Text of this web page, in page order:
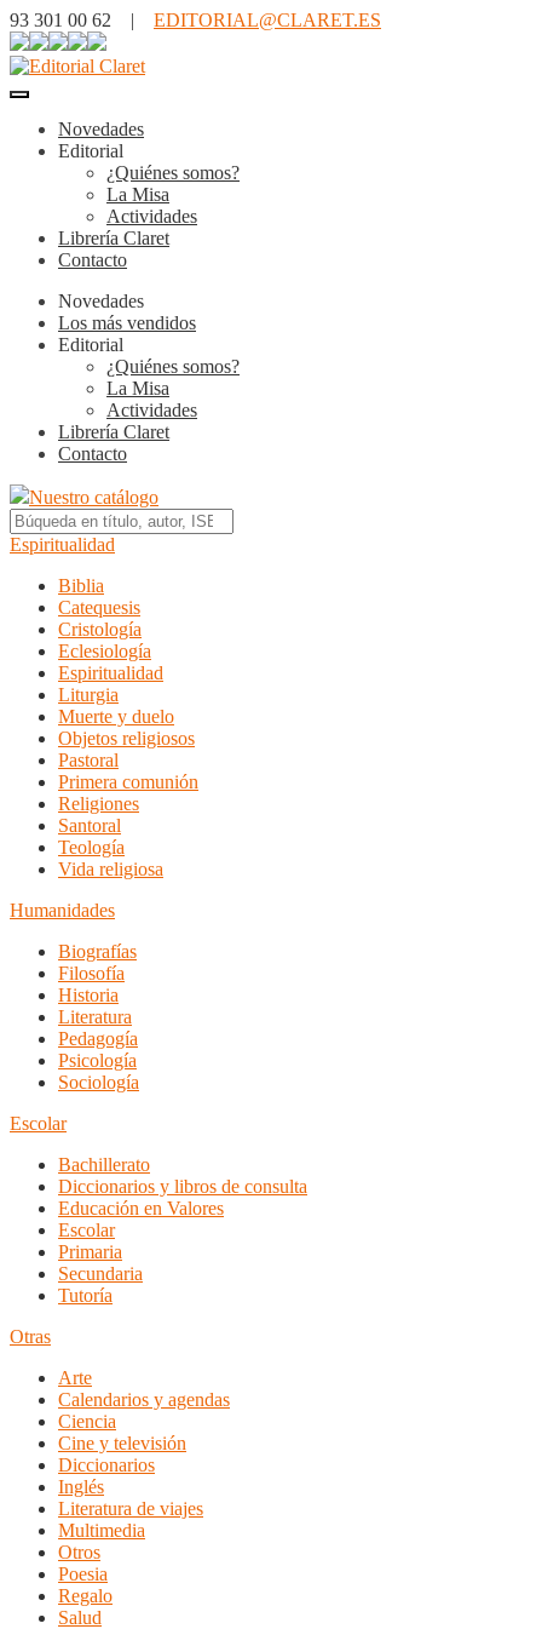
93 301 00 62 | EDITORIAL@CLARET.ES
Novedades
Editorial
¿Quiénes somos?
La Misa
Actividades
Librería Claret
Contacto
Novedades
Los más vendidos
Editorial
¿Quiénes somos?
La Misa
Actividades
Librería Claret
Contacto
Nuestro catálogo
Espiritualidad
Biblia
Catequesis
Cristología
Eclesiología
Espiritualidad
Liturgia
Muerte y duelo
Objetos religiosos
Pastoral
Primera comunión
Religiones
Santoral
Teología
Vida religiosa
Humanidades
Biografías
Filosofía
Historia
Literatura
Pedagogía
Psicología
Sociología
Escolar
Bachillerato
Diccionarios y libros de consulta
Educación en Valores
Escolar
Primaria
Secundaria
Tutoría
Otras
Arte
Calendarios y agendas
Ciencia
Cine y televisión
Diccionarios
Inglés
Literatura de viajes
Multimedia
Otros
Poesia
Regalo
Salud